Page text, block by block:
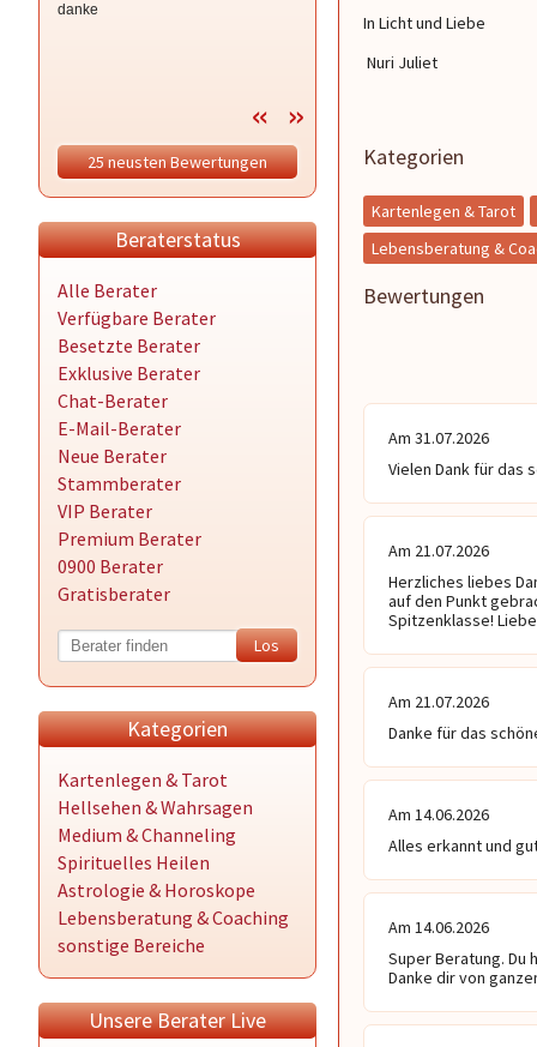
danke
ausführlichen und stimmigen
Beratungen sowie deine liebevollen
mit sehr hohen Treffsicherheit. Und
und bodenständig stets bemüht,
rauszuholen 😍🌺
25 neusten Bewertungen
Beraterstatus
Alle Berater
Verfügbare Berater
Besetzte Berater
Exklusive Berater
Chat-Berater
E-Mail-Berater
Neue Berater
Stammberater
VIP Berater
Premium Berater
0900 Berater
Gratisberater
Kategorien
Kartenlegen & Tarot
Hellsehen & Wahrsagen
Medium & Channeling
Spirituelles Heilen
Astrologie & Horoskope
Lebensberatung & Coaching
sonstige Bereiche
Unsere Berater Live
In Licht und Liebe
Nuri Juliet
Kategorien
Kartenlegen & Tarot
Lebensberatung &
Bewertungen
Am 31.07.2026
Vielen Dank für das
Am 21.07.2026
Herzliches liebes
auf den Punkt
Spitzenklasse!
Am 21.07.2026
Danke für das
Am 14.06.2026
Alles erkannt und
Am 14.06.2026
Super Beratung. Du
Danke dir von